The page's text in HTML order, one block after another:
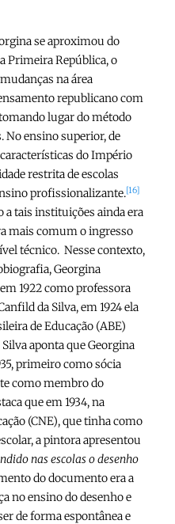
se aproximou do
Primeira República, o
na área
republicano com
lugar do método
No ensino superior, de
do Império
restrita de escolas
profissionalizante.[16]
a tais instituições ainda era
mais comum o ingresso
técnico. Nesse contexto,
Georgina
1922 como professora
da Silva, em 1924 ela
de Educação (ABE)
Silva aponta que Georgina
primeiro como sócia
como membro do
que em 1934, na
(CNE), que tinha como
a pintora apresentou
nas escolas o desenho
do documento era a
no ensino do desenho e
de forma espontânea e